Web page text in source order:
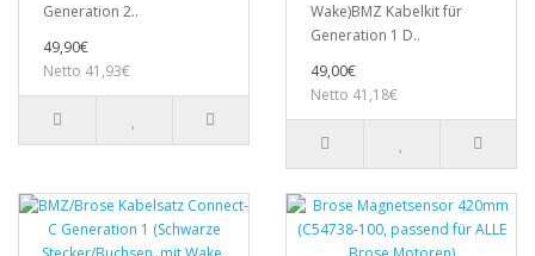
Generation 2..
49,90€
Netto 41,93€
Wake)BMZ Kabelkit für
Generation 1 D..
49,00€
Netto 41,18€